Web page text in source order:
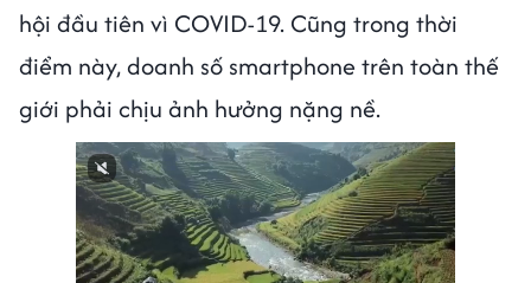
hội đầu tiên vì COVID-19. Cũng trong thời
điểm này, doanh số smartphone trên toàn thế
giới phải chịu ảnh hưởng nặng nề.